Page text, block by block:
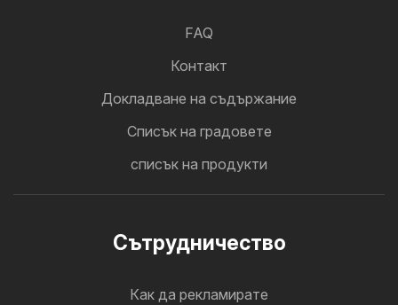
FAQ
Контакт
Докладване на съдържание
Cписък на градовете
списък на продукти
Cътрудничество
Как да рекламирате